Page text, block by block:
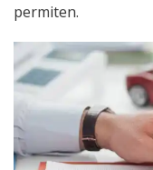
permiten.